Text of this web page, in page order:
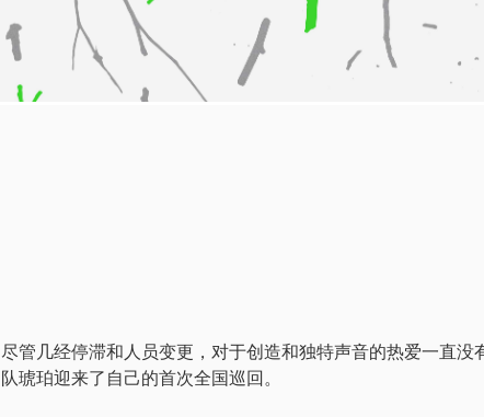
尽管几经停滞和人员变更，对于创造和独特声音的热爱一直
队琥珀迎来了自己的首次全国巡回。